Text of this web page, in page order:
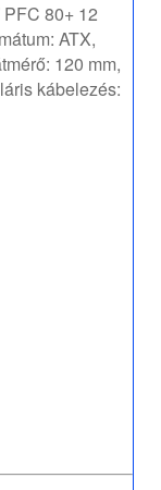
80+ 12
ATX,
120 mm,
kábelezés: